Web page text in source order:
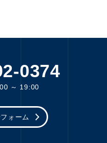
0374
～ 19:00
ォーム